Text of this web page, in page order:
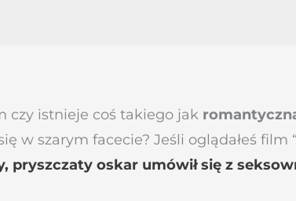
czy istnieje coś takiego jak
w szarym facecie? Jeśli oglądałeś film
pryszczaty oskar umówił się z